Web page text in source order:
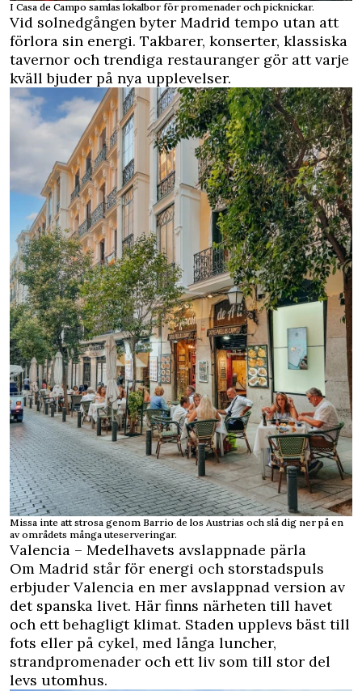
I Casa de Campo samlas lokalbor för promenader och picknickar.
Vid solnedgången byter Madrid tempo utan att
förlora sin energi. Takbarer, konserter, klassiska
tavernor och trendiga restauranger gör att varje
kväll bjuder på nya upplevelser.
Missa inte att strosa genom Barrio de los Austrias och slå dig ner på en
av områdets många uteserveringar.
Valencia – Medelhavets avslappnade pärla
Om Madrid står för energi och storstadspuls
erbjuder Valencia en mer avslappnad version av
det spanska livet. Här finns närheten till havet
och ett behagligt klimat. Staden upplevs bäst till
fots eller på cykel, med långa luncher,
strandpromenader och ett liv som till stor del
levs utomhus.